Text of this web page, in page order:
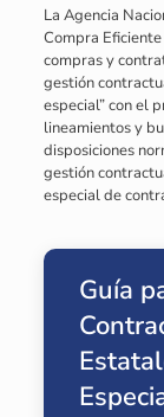
La Agencia
Compra
compras y
gestión
especial” con el
lineamientos y
disposiciones
gestión
especial de
Guía